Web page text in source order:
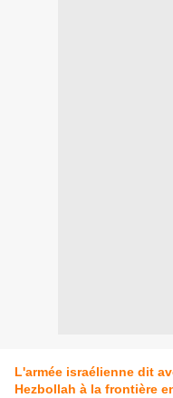
L'armée israélienne dit
Hezbollah à la frontière